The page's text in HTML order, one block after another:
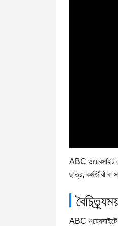
ABC ওয়েবসাইট
ছাত্র, কর্মজীবী
ABC ওয়েবসাইটে